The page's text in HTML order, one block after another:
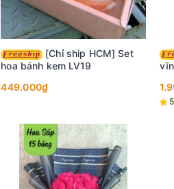
hoa bánh kem LV19
449.000₫